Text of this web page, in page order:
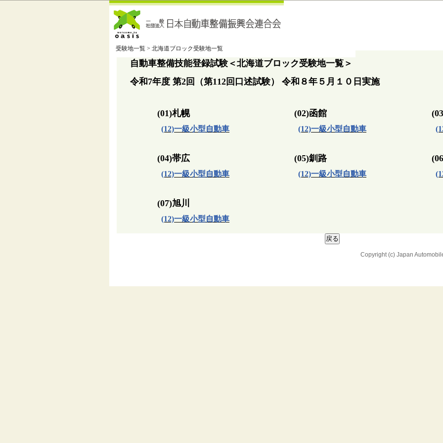
受験地一覧 > 北海道ブロック受験地一覧
自動車整備技能登録試験＜北海道ブロック受験地一覧＞
令和7年度 第2回（第112回口述試験） 令和８年５月１０日実施
(01)札幌 (02)函館
(12)一級小型自動車 (12)一級小型自動車
(04)帯広 (05)釧路
(12)一級小型自動車 (12)一級小型自動車
(07)旭川
(12)一級小型自動車
Copyright (c) Japan